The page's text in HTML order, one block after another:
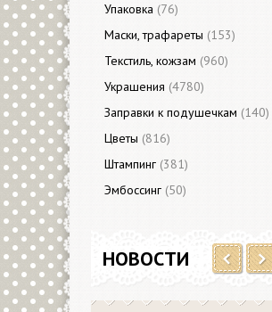
акценты (423)
Упаковка (76)
Маски, трафареты (153)
Текстиль, кожзам (960)
Украшения (4780)
Заправки к подушечкам (140)
Цветы (816)
Штампинг (381)
Эмбоссинг (50)
НОВОСТИ